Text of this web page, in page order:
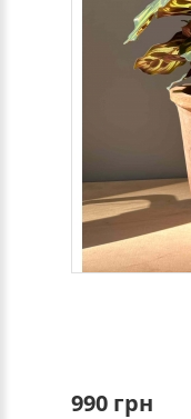
990 грн